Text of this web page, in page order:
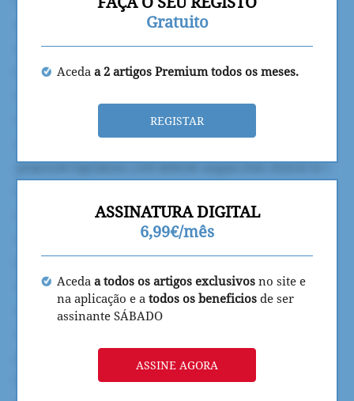
Gratuito
Aceda a 2 artigos Premium todos os meses.
REGISTAR
ASSINATURA DIGITAL
6,99€/mês
Aceda a todos os artigos exclusivos no site e
na aplicação e a todos os beneficios de ser
assinante SÁBADO
ASSINE AGORA